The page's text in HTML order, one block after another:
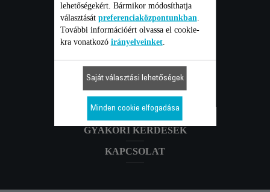
szolgáltatások
GARANCIA
JAVÍTÁS
FELHASZNÁLÓI ÚTMUTATÓ
GYAKORI KÉRDÉSEK
KAPCSOLAT
lehetőségekért. Bármikor módosíthatja
választását preferenciaközpontunkban
További információért olvassa el cookie-
kra vonatkozó irányelveinket.
Saját választási lehetőségek
Minden cookie elfogadása